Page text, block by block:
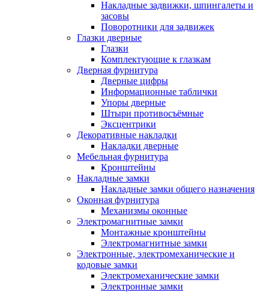
Накладные задвижки, шпингалеты и
засовы
Поворотники для задвижек
Глазки дверные
Глазки
Комплектующие к глазкам
Дверная фурнитура
Дверные цифры
Информационные таблички
Упоры дверные
Штыри противосъёмные
Эксцентрики
Декоративные накладки
Накладки дверные
Мебельная фурнитура
Кронштейны
Накладные замки
Накладные замки общего назначения
Оконная фурнитура
Механизмы оконные
Электромагнитные замки
Монтажные кронштейны
Электромагнитные замки
Электронные, электромеханические и
кодовые замки
Электромеханические замки
Электронные замки